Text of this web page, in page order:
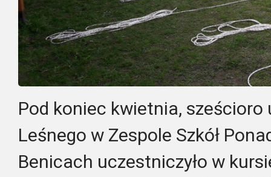
Pod koniec kwietnia,
Leśnego w Zespole Szkół
Benicach uczestniczyło w